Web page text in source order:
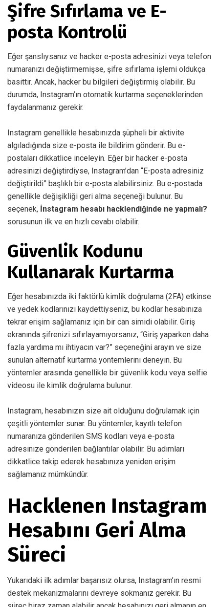
Şifre Sıfırlama ve E-
posta Kontrolü
Eğer şanslıysanız ve hacker e-posta adresinizi veya telefon
numaranızı değiştirmemişse, şifre sıfırlama işlemi oldukça
basittir. Ancak, hacker bu bilgileri değiştirmiş olabilir. Bu
durumda, Instagram’ın otomatik kurtarma seçeneklerinden
faydalanmanız gerekir.
Instagram genellikle hesabınızda şüpheli bir aktivite
algıladığında size e-posta ile bildirim gönderir. Bu e-
postaları dikkatlice inceleyin. Eğer bir hacker e-posta
adresinizi değiştirdiyse, Instagram’dan “E-posta adresiniz
değiştirildi” başlıklı bir e-posta alabilirsiniz. Bu e-postada
genellikle değişikliği geri alma seçeneği bulunur. Bu
seçenek, İnstagram hesabı hacklendiğinde ne yapmalı?
sorusunun ilk ve en hızlı cevabı olabilir.
Güvenlik Kodunu
Kullanarak Kurtarma
Eğer hesabınızda iki faktörlü kimlik doğrulama (2FA) etkinse
ve yedek kodlarınızı kaydettiyseniz, bu kodlar hesabınıza
tekrar erişim sağlamanız için bir can simidi olabilir. Giriş
ekranında şifrenizi sıfırlayamıyorsanız, “Giriş yaparken daha
fazla yardıma mı ihtiyacın var?” seçeneğini arayın ve size
sunulan alternatif kurtarma yöntemlerini deneyin. Bu
yöntemler arasında genellikle bir güvenlik kodu veya selfie
videosu ile kimlik doğrulama bulunur.
Instagram, hesabınızın size ait olduğunu doğrulamak için
çeşitli yöntemler sunar. Bu yöntemler, kayıtlı telefon
numaranıza gönderilen SMS kodları veya e-posta
adresinize gönderilen bağlantılar olabilir. Bu adımları
dikkatlice takip ederek hesabınıza yeniden erişim
sağlamanız mümkündür.
Hacklenen Instagram
Hesabını Geri Alma
Süreci
Yukarıdaki ilk adımlar başarısız olursa, Instagram’ın resmi
destek mekanizmalarını devreye sokmanız gerekir. Bu